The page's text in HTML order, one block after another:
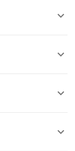
keyboard_arrow_up
keyboard_arrow_up
keyboard_arrow_up
keyboard_arrow_up